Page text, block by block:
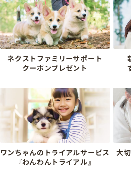
ネクストファミリーサポート
クーポンプレゼント
ワンちゃんのトライアルサービス
『わんわんトライアル』
大